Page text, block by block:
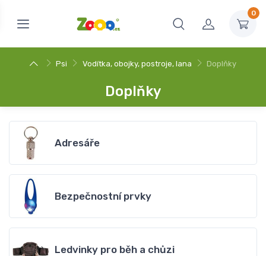
0
Psi Vodítka, obojky, postroje, lana Doplňky
Doplňky
Adresáře
Bezpečnostní prvky
Ledvinky pro běh a chůzi